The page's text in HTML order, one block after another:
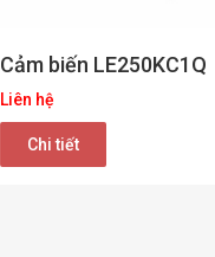
Cảm biến LE250KC1Q
Liên hệ
Chi tiết